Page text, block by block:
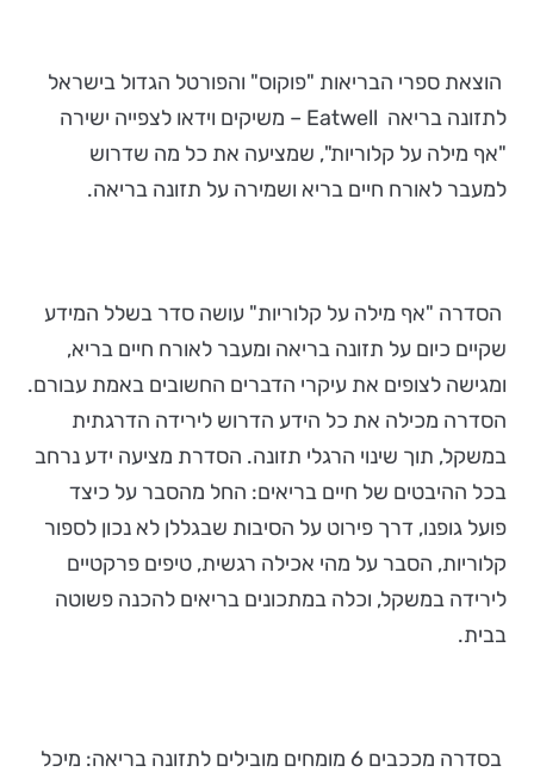
הוצאת ספרי הבריאות "פוקוס" והפורטל הגדול בישראל
לתזונה בריאה Eatwell – משיקים וידאו לצפייה ישירה
"אף מילה על קלוריות", שמציעה את כל מה שדרוש
למעבר לאורח חיים בריא ושמירה על תזונה בריאה.
הסדרה "אף מילה על קלוריות" עושה סדר בשלל המידע
שקיים כיום על תזונה בריאה ומעבר לאורח חיים בריא,
ומגישה לצופים את עיקרי הדברים החשובים באמת עבורם.
הסדרה מכילה את כל הידע הדרוש לירידה הדרגתית
במשקל, תוך שינוי הרגלי תזונה. הסדרת מציעה ידע נרחב
בכל ההיבטים של חיים בריאים: החל מהסבר על כיצד
פועל גופנו, דרך פירוט על הסיבות שבגללן לא נכון לספור
קלוריות, הסבר על מהי אכילה רגשית, טיפים פרקטיים
לירידה במשקל, וכלה במתכונים בריאים להכנה פשוטה
בבית.
בסדרה מככבים 6 מומחים מובילים לתזונה בריאה: מיכל